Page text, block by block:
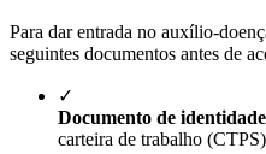
Para dar entrada no auxílio-
seguintes documentos antes de
✓
Documento de
carteira de trabalho (CTPS)